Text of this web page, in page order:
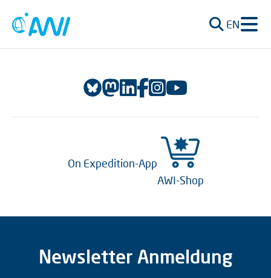
EN
On Expedition-App
AWI-Shop
Newsletter Anmeldung